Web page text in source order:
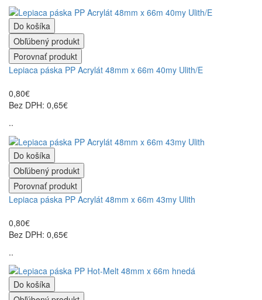
Do košíka
Obľúbený produkt
Porovnať produkt
Lepiaca páska PP Acrylát 48mm x 66m 40my Ulith/E
0,80€
Bez DPH: 0,65€
..
Do košíka
Obľúbený produkt
Porovnať produkt
Lepiaca páska PP Acrylát 48mm x 66m 43my Ulith
0,80€
Bez DPH: 0,65€
..
Do košíka